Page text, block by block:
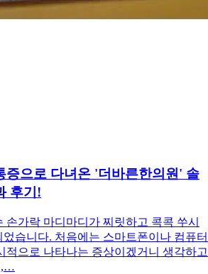
증으로 다녀온 '더바른한의원' 솔
후기!
손가락 마디마디가 찌릿하고 콕콕 쑤시
습니다. 처음에는 스마트폰이나 컴퓨터
적으로 나타나는 증상이겠거니 생각하고
,…